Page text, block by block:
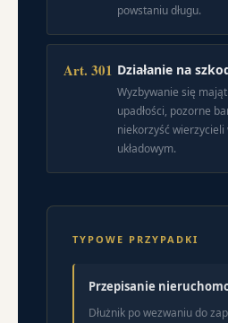
powstaniu długu.
Art. 301 Działanie na
Wyzbywanie się
upadłości, pozorne
niekorzyść
układowym.
TYPOWE PRZYPADKI
Przepisanie
Dłużnik po wezwaniu do